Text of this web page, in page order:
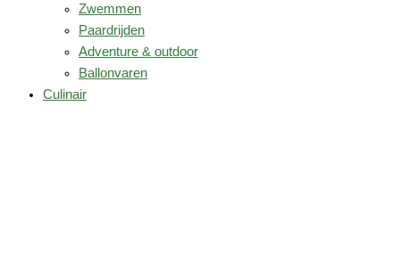
Zwemmen
Paardrijden
Adventure & outdoor
Ballonvaren
Culinair